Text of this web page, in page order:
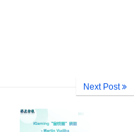
Next Post